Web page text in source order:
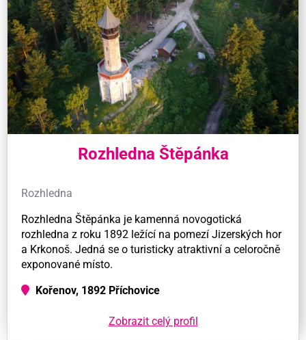
Rozhledna Štěpánka
Rozhledna
Rozhledna Štěpánka je kamenná novogotická
rozhledna z roku 1892 ležící na pomezí Jizerských hor
a Krkonoš. Jedná se o turisticky atraktivní a celoročně
exponované místo.
Kořenov, 1892 Příchovice
Zobrazit celý profil